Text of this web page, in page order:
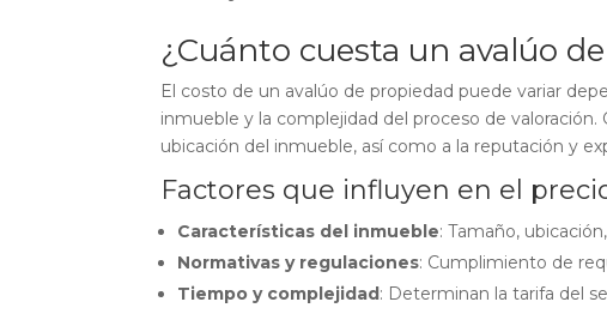
¿Cuánto cuesta un avalúo
El costo de un avalúo de propiedad puede variar
inmueble y la complejidad del proceso de
ubicación del inmueble, así como a la reputación y
Factores que influyen en el
Características del inmueble: Tamaño,
Normativas y regulaciones: Cumplimiento de
Tiempo y complejidad : Determinan la tarifa del